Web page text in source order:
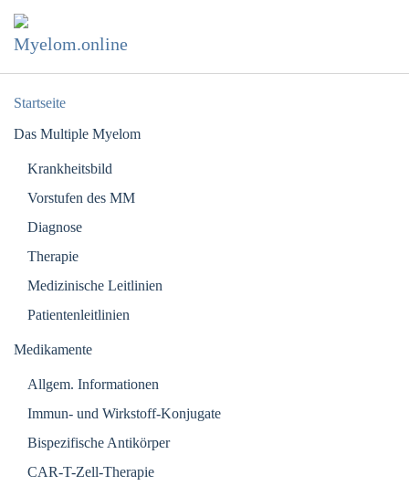
Zum Hauptinhalt springen
Startseite
Das Multiple Myelom
Krankheitsbild
Vorstufen des MM
Diagnose
Therapie
Medizinische Leitlinien
Patientenleitlinien
Medikamente
Allgem. Informationen
Immun- und Wirkstoff-Konjugate
Bispezifische Antikörper
CAR-T-Zell-Therapie